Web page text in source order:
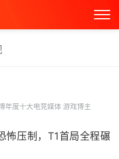
年度十大电竞媒体 游戏博主
怖压制，T1首局全程碾